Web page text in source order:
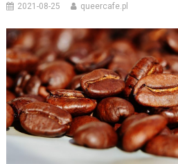
2021-08-25 queercafe.pl